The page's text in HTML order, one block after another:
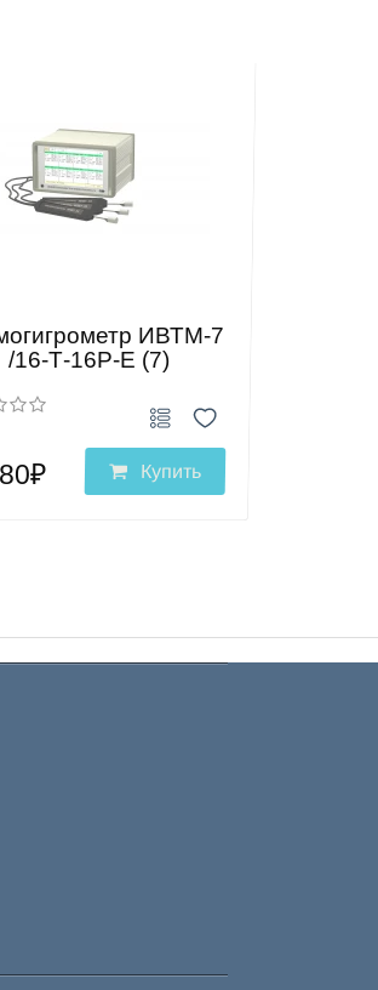
ИВТМ-7
/16-Т-16Р-Е (7)
Купить